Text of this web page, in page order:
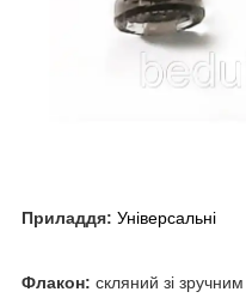
Приладдя: Універсальні
Флакон: скляний зі